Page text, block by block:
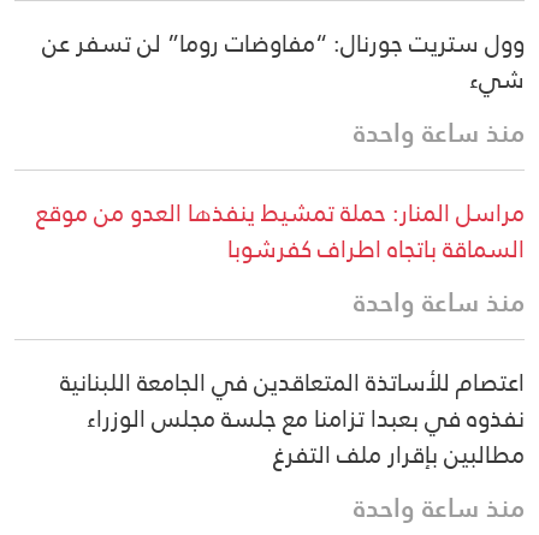
وول ستريت جورنال: “مفاوضات روما” لن تسفر عن
شيء
منذ ساعة واحدة
مراسل المنار: حملة تمشيط ينفذها العدو من موقع
السماقة باتجاه اطراف كفرشوبا
منذ ساعة واحدة
اعتصام للأساتذة المتعاقدين في الجامعة اللبنانية
نفذوه في بعبدا تزامنا مع جلسة مجلس الوزراء
مطالبين بإقرار ملف التفرغ
منذ ساعة واحدة